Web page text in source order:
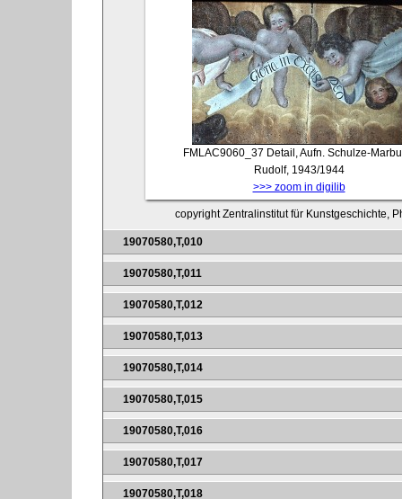
FMLAC9060_37 Detail, Aufn. Schulze-
Rudolf, 1943/1944
>>> zoom in digilib
copyright Zentralinstitut für Kunstgeschichte,
19070580,T,010
19070580,T,011
19070580,T,012
19070580,T,013
19070580,T,014
19070580,T,015
19070580,T,016
19070580,T,017
19070580,T,018